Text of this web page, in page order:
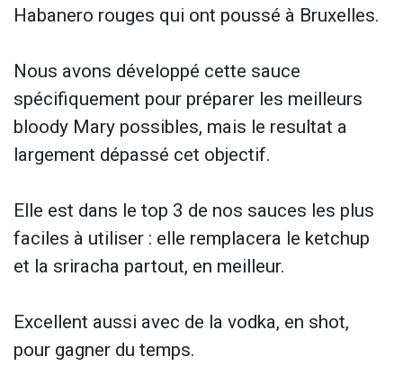
Habanero rouges qui ont poussé à Bruxelles.
Nous avons développé cette sauce
spécifiquement pour préparer les meilleurs
bloody Mary possibles, mais le resultat a
largement dépassé cet objectif.
Elle est dans le top 3 de nos sauces les plus
faciles à utiliser : elle remplacera le ketchup
et la sriracha partout, en meilleur.
Excellent aussi avec de la vodka, en shot,
pour gagner du temps.